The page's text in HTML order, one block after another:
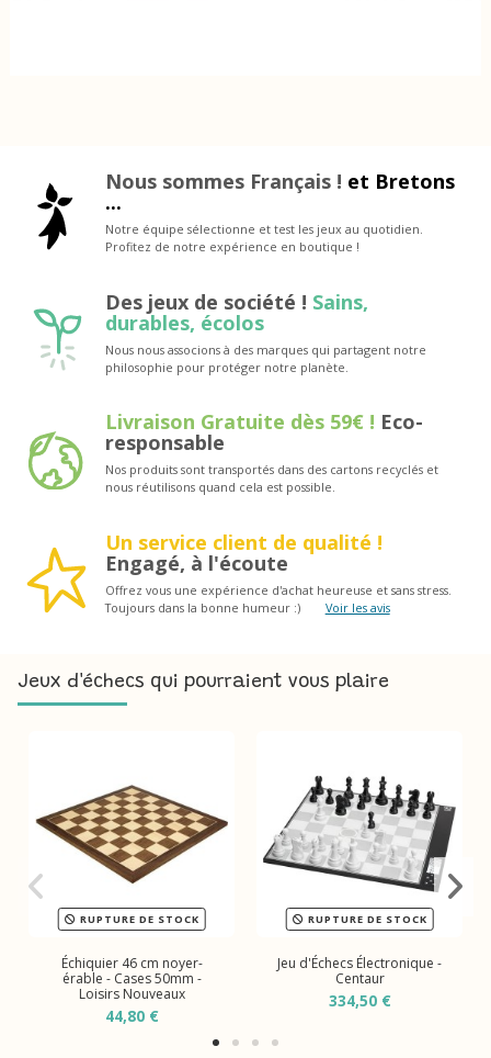
Nous sommes Français ! et Bretons
...
Notre équipe sélectionne et test les jeux au quotidien.
Profitez de notre expérience en boutique !
Des jeux de société ! Sains,
durables, écolos
Nous nous associons à des marques qui partagent notre
philosophie pour protéger notre planète.
Livraison Gratuite dès 59€ ! Eco-
responsable
Nos produits sont transportés dans des cartons recyclés et
nous réutilisons quand cela est possible.
Un service client de qualité !
Engagé, à l'écoute
Offrez vous une expérience d'achat heureuse et sans stress.
Toujours dans la bonne humeur :)
Voir les avis
Jeux d'échecs qui pourraient vous plaire
RUPTURE DE STOCK
Échiquier 46 cm noyer-
érable - Cases 50mm -
Loisirs Nouveaux
44,80 €
RUPTURE DE STOCK
Jeu d'Échecs Électronique -
Centaur
334,50 €